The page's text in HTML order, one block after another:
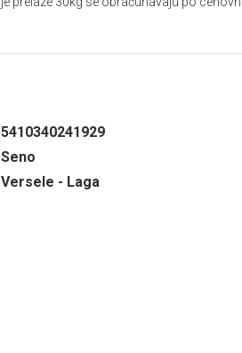
5410340241929
Seno
Versele - Laga